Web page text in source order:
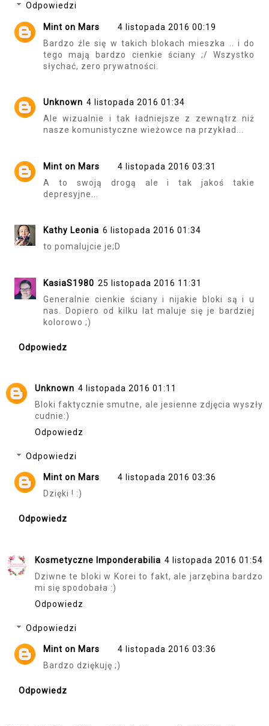
Odpowiedzi
Mint on Mars
4 listopada 2016 00:19
Bardzo źle się w takich blokach mieszka .. i do
tego mają bardzo cienkie ściany ;/ Wszystko
słychać, zero prywatności.
Unknown 4 listopada 2016 01:34
Ale wizualnie i tak ładniejsze z zewnątrz niż
nasze komunistyczne wieżowce na przykład...
Mint on Mars
4 listopada 2016 03:31
A to swoją drogą ale i tak jakoś takie
depresyjne...
Kathy Leonia 6 listopada 2016 01:34
to pomalujcie je;D
KasiaS1980 25 listopada 2016 11:31
Generalnie cienkie ściany i nijakie bloki są i u
nas. Dopiero od kilku lat maluje się je bardziej
kolorowo ;)
Odpowiedz
Unknown 4 listopada 2016 01:11
Bloki faktycznie smutne, ale jesienne zdjęcia wyszły
cudnie:)
Odpowiedz
Odpowiedzi
Mint on Mars
4 listopada 2016 03:36
Dzięki ! :)
Odpowiedz
Kosmetyczne Imponderabilia 4 listopada 2016 01:54
Dziwne te bloki w Korei to fakt, ale jarzębina bardzo
mi się spodobała :)
Odpowiedz
Odpowiedzi
Mint on Mars
4 listopada 2016 03:36
Bardzo dziękuję ;)
Odpowiedz